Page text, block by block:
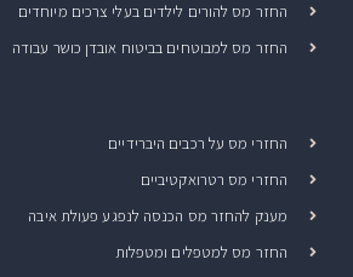
החזר מס להורים לילדים בעלי צרכים מיוחדים
החזר מס למבוטחים בביטוח אובדן כושר עבודה
החזרי מס על רכבים היברידיים
החזרי מס רטרואקטיביים
מענק להחזר מס הכנסה לנפגע פעולת איבה
החזר מס למטפלים ומטפלות